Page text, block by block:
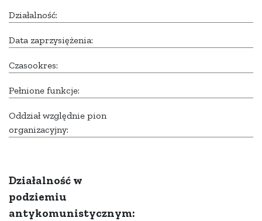
Działalność:
Data zaprzysiężenia:
Czasookres:
Pełnione funkcje:
Oddział względnie pion
organizacyjny:
Działalność w
podziemiu
antykomunistycznym: